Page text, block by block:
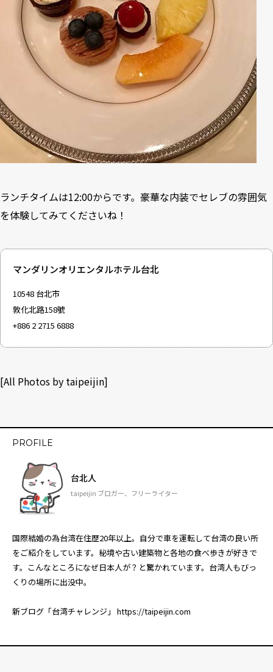
ランチタイムは12:00からです。豪華な内装でセレブの雰囲気
を体験してみてくださいね！
マンダリンオリエンタルホテル台北
10548 台北市
敦化北路158號
+886 2 2715 6888
[All Photos by taipeijin]
PROFILE
台北人
taipeijin ブロガー、フリーライター
国際結婚の為台湾在住歴20年以上。自分で車を運転して台湾の良い所
をご紹介をしています。秘境や古い建築物と各地の食べ歩きが好きで
す。こんなところになぜ日本人が？と驚かれています。台湾人もびっ
くりの場所に出没中。
新ブログ「台湾チャレンジ」 https://taipeijin.com